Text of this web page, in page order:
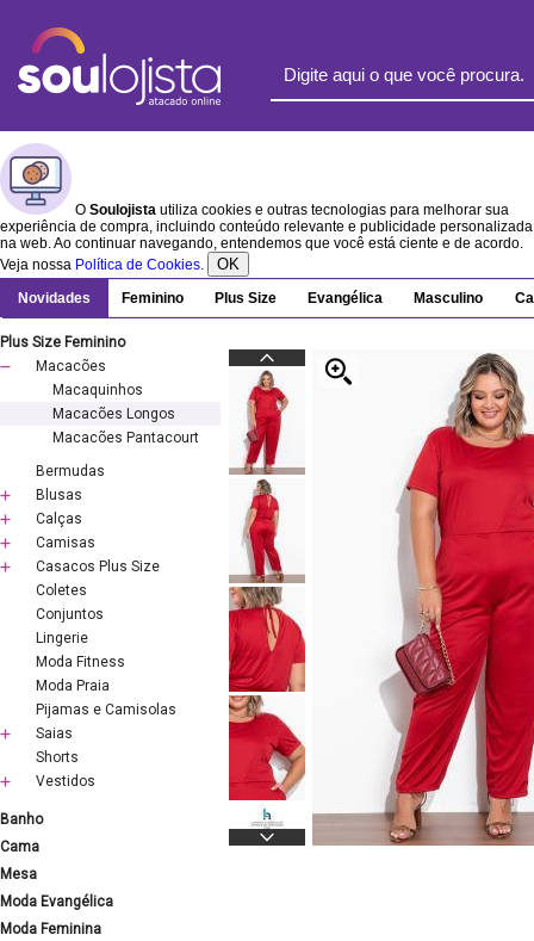
O Soulojista utiliza cookies e outras tecnologias para melhorar sua
experiência de compra, incluindo conteúdo relevante e publicidade personalizada
na web. Ao continuar navegando, entendemos que você está ciente e de acordo.
Veja nossa Política de Cookies. OK
Novidades Feminino Plus Size Evangélica Masculino
Plus Size Feminino
Macacões
Macaquinhos
Macacões Longos
Macacões Pantacourt
Bermudas
Blusas
Calças
Camisas
Casacos Plus Size
Coletes
Conjuntos
Lingerie
Moda Fitness
Moda Praia
Pijamas e Camisolas
Saias
Shorts
Vestidos
Banho
Cama
Mesa
Moda Evangélica
Moda Feminina